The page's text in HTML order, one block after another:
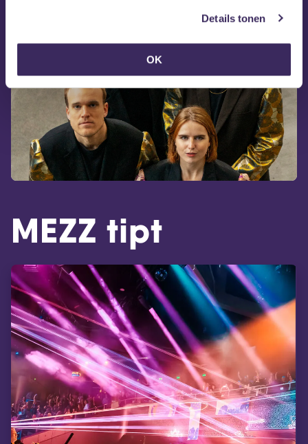
Details tonen
OK
MEZZ tipt